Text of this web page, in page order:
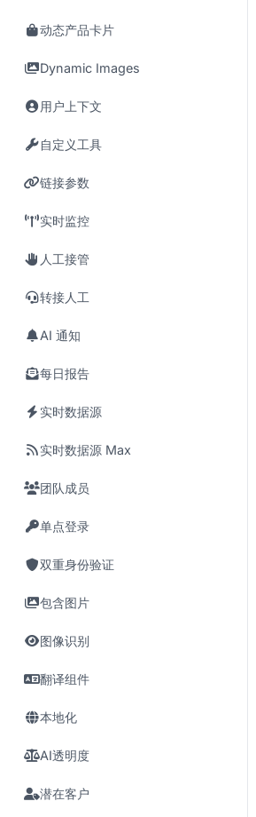
动态产品卡片
Dynamic Images
用户上下文
自定义工具
链接参数
实时监控
人工接管
转接人工
AI 通知
每日报告
实时数据源
实时数据源 Max
团队成员
单点登录
双重身份验证
包含图片
图像识别
翻译组件
本地化
AI透明度
潜在客户